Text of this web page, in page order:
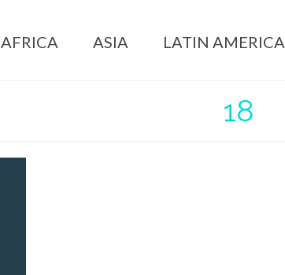
AFRICA ASIA LATIN AMERICA
18